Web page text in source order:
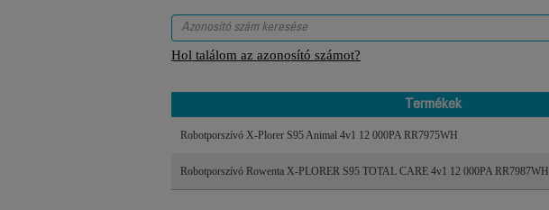
Hol találom az azonosító számot?
Termékek
Robotporszívó X-Plorer S95 Animal 4v1 12 000PA RR7975WH
Robotporszívó Rowenta X-PLORER S95 TOTAL CARE 4v1 12 000PA RR7987WH